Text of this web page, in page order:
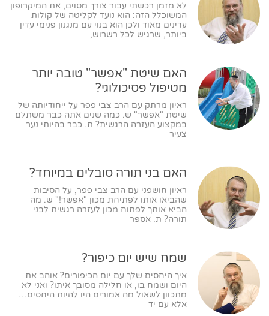
לא מזמן רכשתי עבור צורך מסוים, את המיקרופון
המשוכלל הזה: הוא נועד לקליטה של קולות
עדינים מאוד ולכן הוא בנוי עם מנגנון פנימי עדין
ביותר, שרגיש לכל רשרוש,
האם שיטת "אפשר" טובה יותר
מטיפול פסיכולוגי?
ראיון מרתק עם הרב צבי פפר על ייחודיותה של
שיטת "אפשר" ש. כמה שנים אתה כבר משתלם
במקצוע העזרה הרגשית? ת. כבר בהיותי נער
צעיר
האם בני תורה סובלים במיוחד?
ראיון חושפני עם הרב צבי פפר, על הסיבות
שהביאו אותו לפתיחת מכון "אפשר!" ש. מה
הביא אותך לפתוח מכון לעזרה רגשית לבני
תורה? ת. אספר
שמח שיש יום כיפור?
איך היחסים שלך עם יום הכיפורים? אוהב את
היום ושמח בו, או חלילה מסובך איתו? ואני לא
מתכוון לשאול מה אמורים היו להיות היחסים…
אלא עם יד